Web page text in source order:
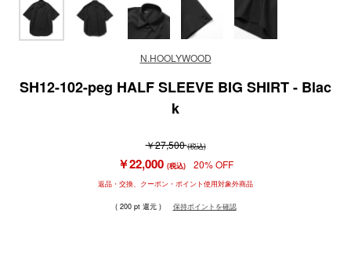
N.HOOLYWOOD
SH12-102-peg HALF SLEEVE BIG SHIRT - Blac
k
￥27,500(税込)
￥22,000 (税込) 20% OFF
返品・交換、クーポン・ポイント使用対象外商品
( 200 pt 還元 ) 保持ポイントを確認